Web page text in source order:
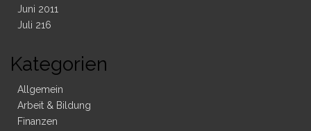
Juni 2011
Juli 216
Kategorien
Allgemein
Arbeit & Bildung
Finanzen